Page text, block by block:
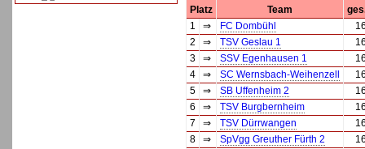
Platz Team
1
⇒ FC Dombühl
2
⇒ TSV Geslau 1
3
⇒ SSV Egenhausen 1
4
⇒ SC Wernsbach-Weihenzell
5
⇒ SB Uffenheim 2
6
⇒ TSV Burgbernheim
7
⇒ TSV Dürrwangen
8
⇒ SpVgg Greuther Fürth 2